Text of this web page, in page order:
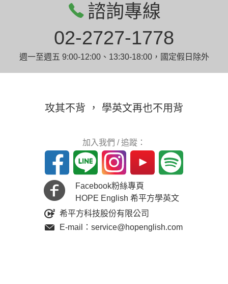
諮詢專線
02-2727-1778
週一至週五 9:00-12:00、13:30-18:00，國定假日除外
攻其不背 ， 學英文再也不用背
加入我們 / 追蹤：
Facebook粉絲專頁
HOPE English 希平方學英文
希平方科技股份有限公司
E-mail：service@hopenglish.com